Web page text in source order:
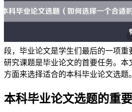
段，毕业论文是学生们最后的一项重
研究课题是毕业论文的首要任务。本
方面来选择适合的本科毕业论文选题。
本科毕业论文选题的重